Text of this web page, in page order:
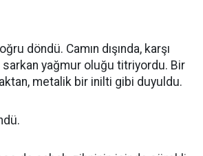
döndü. Camın dışında, karşı
sarkan yağmur oluğu titriyordu. Bir
metalik bir inilti gibi duyuldu.